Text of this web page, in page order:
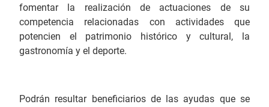
fomentar la realización de actuaciones de su
competencia relacionadas con actividades que
potencien el patrimonio histórico y cultural, la
gastronomía y el deporte.
Podrán resultar beneficiarios de las ayudas que se